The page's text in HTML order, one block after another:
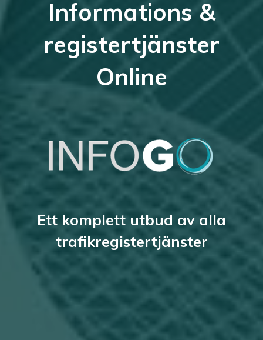
Informations &
registertjänster
Online
Ett komplett utbud av alla
trafikregistertjänster